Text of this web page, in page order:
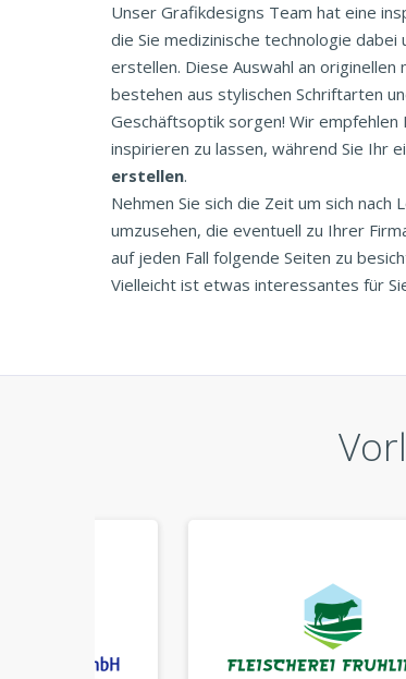
Unser Grafikdesigns Team hat eine
die Sie medizinische technologie
erstellen. Diese Auswahl an
bestehen aus stylischen Schriftarten
Geschäftsoptik sorgen! Wir empfehlen
inspirieren zu lassen, während Sie Ihr
erstellen.
Nehmen Sie sich die Zeit um sich
umzusehen, die eventuell zu Ihrer
auf jeden Fall folgende Seiten zu
Vielleicht ist etwas interessantes für